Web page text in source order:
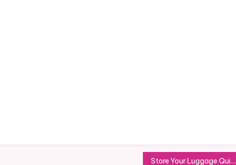
Store Your Luggage Quickly and Securely in Earl’s Court